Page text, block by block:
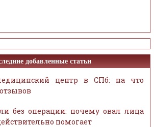
добавленные статьи
центр в СПб: на что
без операции: почему овал лица
помогает